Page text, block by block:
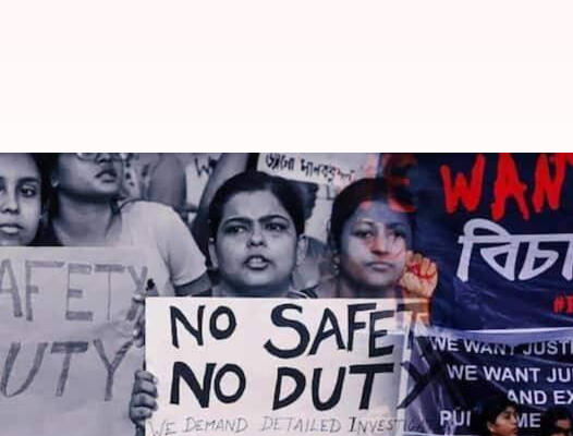
कोलकाता मामला: प्रदर्शनकारी डॉक्टरों
लेखन भारत शर्मा Oct 06, 2024 10:28 am
क्या है खबर?
कोलकाताके आरजी कर मेडिकल कॉलेज और अस्पताल में ट्रेनी डॉक्टर
डॉक्टरों ने सरकार की ओर से मांगे पूरी न करने के बाद शनिवार रात
इससे पहले डॉक्टरों ने शुक्रवार को हड़ताल खत्म करने का निर्णय करते